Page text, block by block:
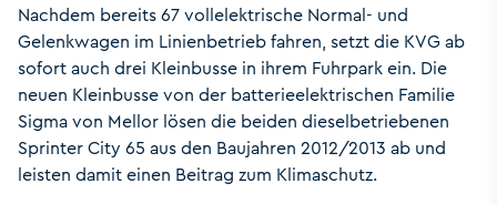
Nachdem bereits 67 vollelektrische Normal- und
Gelenkwagen im Linienbetrieb fahren, setzt die KVG ab
sofort auch drei Kleinbusse in ihrem Fuhrpark ein. Die
neuen Kleinbusse von der batterieelektrischen Familie
Sigma von Mellor lösen die beiden dieselbetriebenen
Sprinter City 65 aus den Baujahren 2012/2013 ab und
leisten damit einen Beitrag zum Klimaschutz.